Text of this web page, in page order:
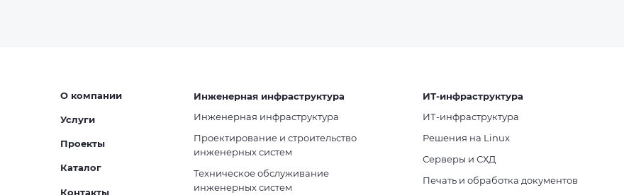
О компании
Услуги
Проекты
Каталог
Контакты
Инженерная инфраструктура
Инженерная инфраструктура
Проектирование и строительство
инженерных систем
Техническое обслуживание
инженерных систем
ИТ-инфраструктура
ИТ-инфраструктура
Решения на Linux
Серверы и СХД
Печать и обработка документов